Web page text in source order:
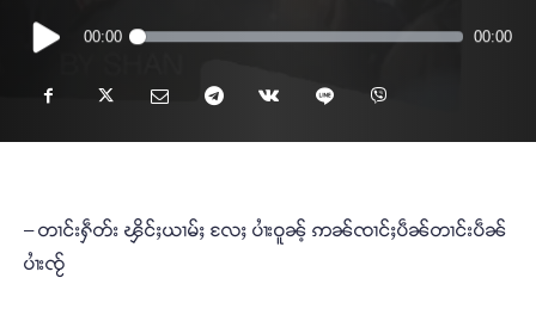
Audio
Player
00:00 00:00
– တၢင်းႁဵတ်း ၾိင်ႈယၢမ်ႈ လႄႈ ပၢႆးဝူၼ့် ဢၼ်ၸၢင်ႈပဵၼ်တၢင်းပဵၼ်
ပၢႆးၸႂ်